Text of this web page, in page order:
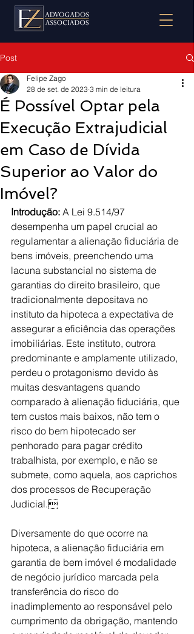
Post
É Possível Optar pela
Execução Extrajudicial
em Caso de Dívida
Superior ao Valor do
Imóvel?
Felipe Zago
28 de set. de 2023 3 min de leitura
Introdução: A Lei 9.514/97
desempenha um papel crucial ao
regulamentar a alienação fiduciária de
bens imóveis, preenchendo uma
lacuna substancial no sistema de
garantias do direito brasileiro, que
tradicionalmente depositava no
instituto da hipoteca a expectativa de
assegurar a eficiência das operações
imobiliárias. Este instituto, outrora
predominante e amplamente utilizado,
perdeu o protagonismo devido às
muitas desvantagens quando
comparado à alienação fiduciária, que
tem custos mais baixos, não tem o
risco do bem hipotecado ser
penhorado para pagar crédito
trabalhista, por exemplo, e não se
submete, como aquela, aos caprichos
dos processos de Recuperação
Judicial.
Diversamente do que ocorre na
hipoteca, a alienação fiduciária em
garantia de bem imóvel é modalidade
de negócio jurídico marcada pela
transferência do risco do
inadimplemento ao responsável pelo
cumprimento da obrigação, mantendo